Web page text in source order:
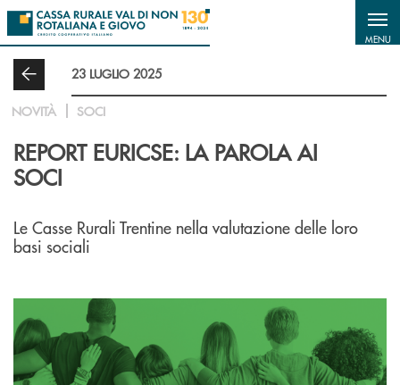
Salta al contenuto principale
MENU
23 LUGLIO 2025
NOVITÀ SOCI
REPORT EURICSE: LA PAROLA AI
SOCI
Le Casse Rurali Trentine nella valutazione delle loro
basi sociali